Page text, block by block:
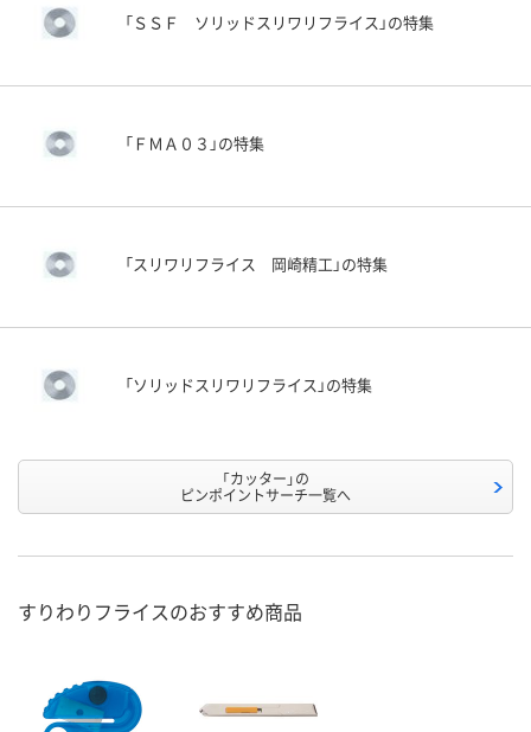
「ＳＳＦ ソリッドスリワリフライス」の特集
「ＦＭＡ０３」の特集
「スリワリフライス 岡崎精工」の特集
「ソリッドスリワリフライス」の特集
「カッター」の
ピンポイントサーチ一覧へ
すりわりフライスのおすすめ商品